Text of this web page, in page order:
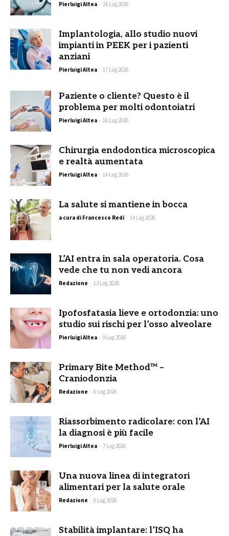
Pierluigi Altea - 24 Lug 2026
Implantologia, allo studio nuovi
impianti in PEEK per i pazienti
anziani
Pierluigi Altea - 17 Lug 2026
Paziente o cliente? Questo è il
problema per molti odontoiatri
Pierluigi Altea - 16 Lug 2026
Chirurgia endodontica microscopica
e realtà aumentata
Pierluigi Altea - 14 Lug 2026
La salute si mantiene in bocca
a cura di Francesco Redi - 14 Lug 2026
L’AI entra in sala operatoria. Cosa
vede che tu non vedi ancora
Redazione - 13 Lug 2026
Ipofosfatasia lieve e ortodonzia: uno
studio sui rischi per l’osso alveolare
Pierluigi Altea - 9 Lug 2026
Primary Bite Method™ –
Craniodonzia
Redazione - 8 Lug 2026
Riassorbimento radicolare: con l’AI
la diagnosi è più facile
Pierluigi Altea - 7 Lug 2026
Una nuova linea di integratori
alimentari per la salute orale
Redazione - 6 Lug 2026
Stabilità implantare: l’ISQ ha